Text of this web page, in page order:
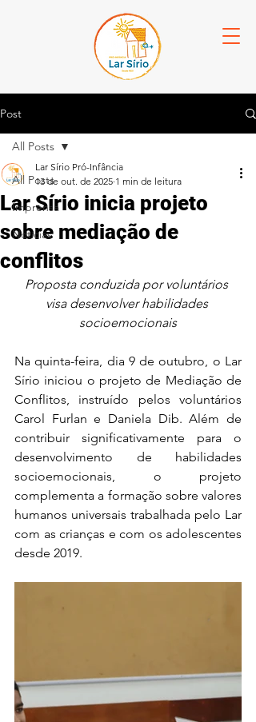
Post
All Posts
Imprensa
Notícias
All Posts
Lar Sírio inicia projeto
sobre mediação de
conflitos
Lar Sírio Pró-Infância
13 de out. de 2025 1 min de leitura
Proposta conduzida por voluntários
visa desenvolver habilidades
socioemocionais
Na quinta-feira, dia 9 de outubro, o Lar
Sírio iniciou o projeto de Mediação de
Conflitos, instruído pelos voluntários
Carol Furlan e Daniela Dib. Além de
contribuir significativamente para o
desenvolvimento de habilidades
socioemocionais, o projeto
complementa a formação sobre valores
humanos universais trabalhada pelo Lar
com as crianças e com os adolescentes
desde 2019.